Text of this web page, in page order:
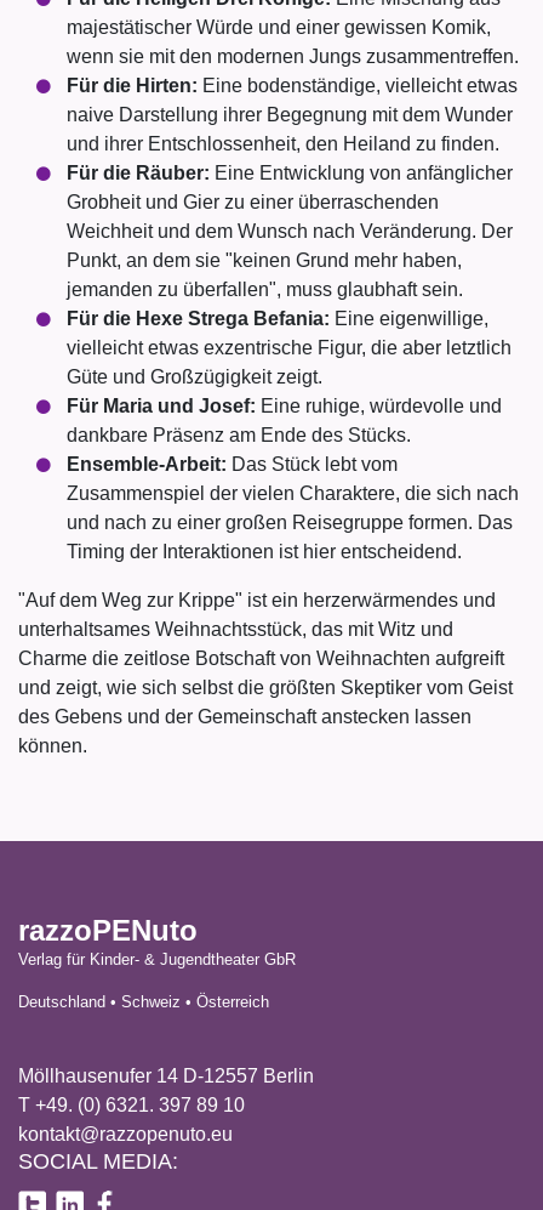
majestätischer Würde und einer gewissen Komik,
wenn sie mit den modernen Jungs zusammentreffen.
Für die Hirten: Eine bodenständige, vielleicht etwas
naive Darstellung ihrer Begegnung mit dem Wunder
und ihrer Entschlossenheit, den Heiland zu finden.
Für die Räuber: Eine Entwicklung von anfänglicher
Grobheit und Gier zu einer überraschenden
Weichheit und dem Wunsch nach Veränderung. Der
Punkt, an dem sie "keinen Grund mehr haben,
jemanden zu überfallen", muss glaubhaft sein.
Für die Hexe Strega Befania: Eine eigenwillige,
vielleicht etwas exzentrische Figur, die aber letztlich
Güte und Großzügigkeit zeigt.
Für Maria und Josef: Eine ruhige, würdevolle und
dankbare Präsenz am Ende des Stücks.
Ensemble-Arbeit: Das Stück lebt vom
Zusammenspiel der vielen Charaktere, die sich nach
und nach zu einer großen Reisegruppe formen. Das
Timing der Interaktionen ist hier entscheidend.
"Auf dem Weg zur Krippe" ist ein herzerwärmendes und
unterhaltsames Weihnachtsstück, das mit Witz und
Charme die zeitlose Botschaft von Weihnachten aufgreift
und zeigt, wie sich selbst die größten Skeptiker vom Geist
des Gebens und der Gemeinschaft anstecken lassen
können.
razzoPENuto
Verlag für Kinder- & Jugendtheater GbR
Deutschland • Schweiz • Österreich
Möllhausenufer 14 D-12557 Berlin
T +49. (0) 6321. 397 89 10
kontakt@razzopenuto.eu
SOCIAL MEDIA: